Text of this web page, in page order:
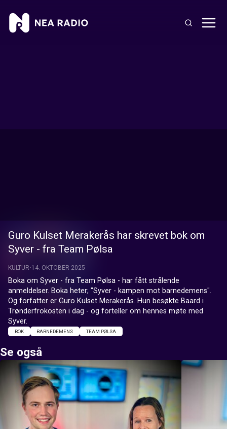
Guro Kulset Merakerås har skrevet bok om
Syver - fra Team Pølsa
KULTUR 14. OKTOBER 2025
Boka om Syver - fra Team Pølsa - har fått strålende
anmeldelser. Boka heter; "Syver - kampen mot barnedemens".
Og forfatter er Guro Kulset Merakerås. Hun besøkte Baard i
Trønderfrokosten i dag - og forteller om hennes møte med
Syver.
BOK BARNEDEMENS TEAM PØLSA
Se også